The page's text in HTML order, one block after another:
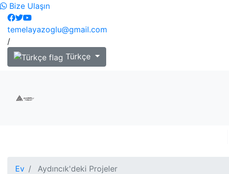
Bize Ulaşın
temelayazoglu@gmail.com
/
Türkçe
Ev Aydıncık'deki Projeler